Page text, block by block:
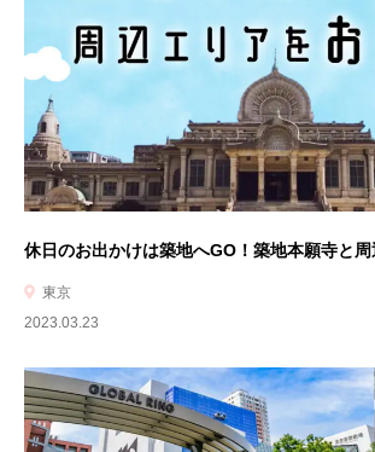
休日のお出かけは築地へGO！築地本願寺と
東京
2023.03.23